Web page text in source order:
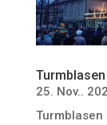
25. Nov..
Turmblasen